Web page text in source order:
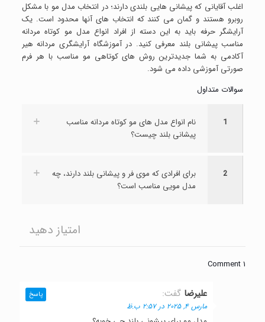
اغلب آقایانی که پیشانی هایی بلندی دارند؛ در انتخاب مدل مو با مشکل
روبرو هستند و گمان می کنند که انتخاب های آنها محدود است. یک
آرایشگر حرفه باید به این دسته از افراد انواع مدل مو کوتاه مردانه
مناسب پیشانی بلند معرفی کنید. در آموزشگاه آرایشگری مردانه هیر
آکادمی به شما جدیدترین روش های کوتاهی مو مناسب با هر فرم
صورتی آموزشی داده می شود.
سوالات متداول
1
نام انواع مدل های مو کوتاه مردانه مناسب
پیشانی بلند چیست؟
2
برای افرادی که موی فر و پیشانی بلند دارند، چه
مدل مویی مناسب است؟
امتیاز دهید
1 Comment
علیرضا گفت:
مارس 4, 2025 در 2:57 ب.ظ
پاسخ